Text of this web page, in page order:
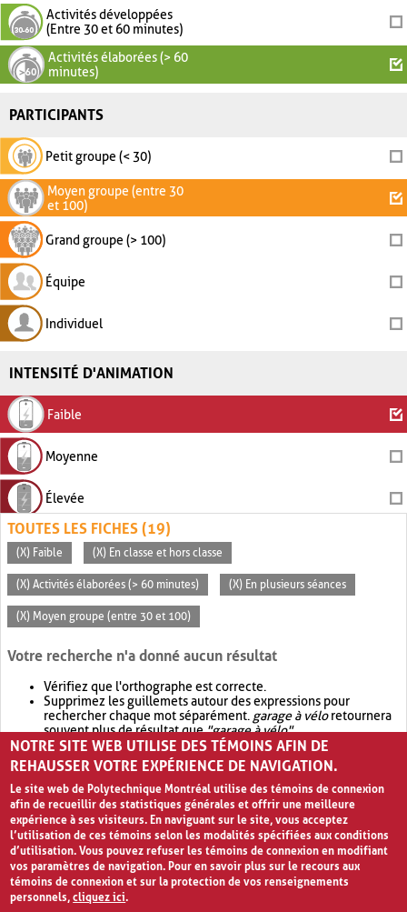
Activités développées
(Entre 30 et 60 minutes)
Activités élaborées (> 60
minutes)
PARTICIPANTS
Petit groupe (< 30)
Moyen groupe (entre 30
et 100)
Grand groupe (> 100)
Équipe
Individuel
INTENSITÉ D'ANIMATION
Faible
Moyenne
Élevée
TOUTES LES FICHES (19)
(X) Faible (X) En classe et hors classe
(X) Activités élaborées (> 60 minutes) (X) En plusieurs séances
(X) Moyen groupe (entre 30 et 100)
Votre recherche n'a donné aucun résultat
Vérifiez que l'orthographe est correcte.
Supprimez les guillemets autour des expressions pour
rechercher chaque mot séparément. garage à véloretournera
souvent plus de résultat que"garage à vélo".
Envisagez d'élargir votre recherche avec OR.garage OR vélo
retournera souvent plus de résultat quegarage à vélo
NOTRE SITE WEB UTILISE DES TÉMOINS AFIN DE
REHAUSSER VOTRE EXPÉRIENCE DE NAVIGATION.
Le site web de Polytechnique Montréal utilise des témoins de connexion
afin de recueillir des statistiques générales et offrir une meilleure
expérience à ses visiteurs. En naviguant sur le site, vous acceptez
l’utilisation de ces témoins selon les modalités spécifiées aux conditions
d’utilisation. Vous pouvez refuser les témoins de connexion en modifiant
vos paramètres de navigation. Pour en savoir plus sur le recours aux
témoins de connexion et sur la protection de vos renseignements
personnels,cliquez ici.